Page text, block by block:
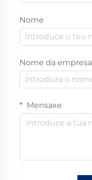
Nome
Nome da empresa
Mensaxe